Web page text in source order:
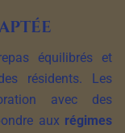
équilibrés et
résidents. Les
avec des
aux régimes